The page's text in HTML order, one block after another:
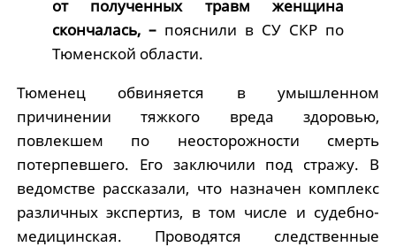
от полученных травм женщина
скончалась, – пояснили в СУ СКР по
Тюменской области.
Тюменец обвиняется в умышленном
причинении тяжкого вреда здоровью,
повлекшем по неосторожности смерть
потерпевшего. Его заключили под стражу. В
ведомстве рассказали, что назначен комплекс
различных экспертиз, в том числе и судебно-
медицинская. Проводятся следственные